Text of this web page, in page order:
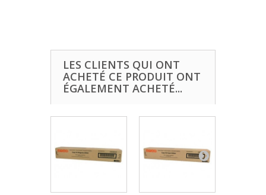
LES CLIENTS QUI ONT
ACHETÉ CE PRODUIT ONT
ÉGALEMENT ACHETÉ...